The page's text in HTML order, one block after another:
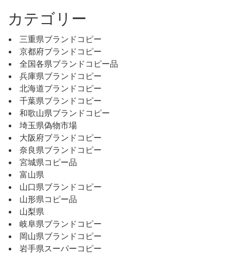
カテゴリー
三重県ブランドコピー
京都府ブランドコピー
全国各県ブランドコピー品
兵庫県ブランドコピー
北海道ブランドコピー
千葉県ブランドコピー
和歌山県ブランドコピー
埼玉県偽物市場
大阪府ブランドコピー
奈良県ブランドコピー
宮城県コピー品
富山県
山口県ブランドコピー
山形県コピー品
山梨県
岐阜県ブランドコピー
岡山県ブランドコピー
岩手県スーパーコピー